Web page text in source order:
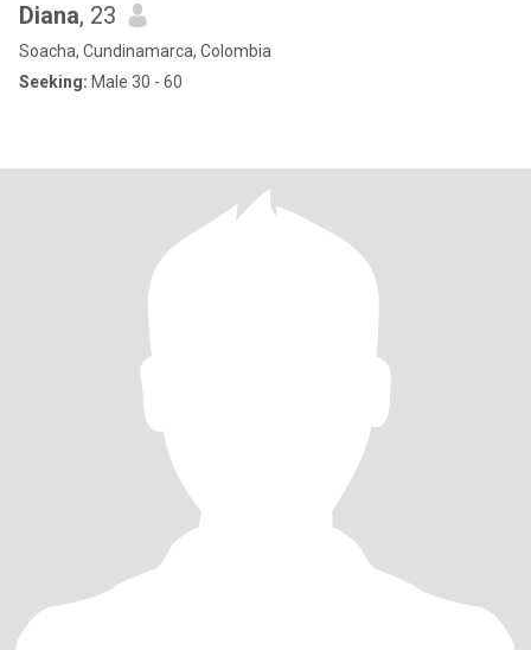
Diana, 23
Soacha, Cundinamarca, Colombia
Seeking: Male 30 - 60